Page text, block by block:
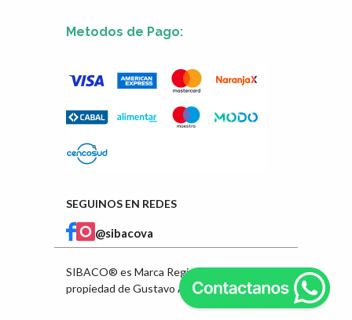
Metodos de Pago:
SEGUINOS EN REDES
@sibacova
SIBACO® es Marca Registrada en INPI
propiedad de Gustavo Ángel Ibarra